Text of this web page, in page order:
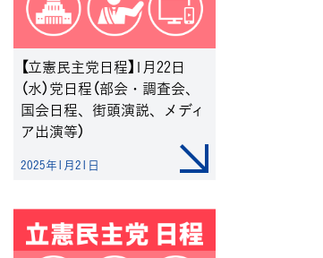
【立憲民主党日程】1月22日
（水）党日程（部会・調査会、
国会日程、街頭演説、メディ
ア出演等）
2025年1月21日